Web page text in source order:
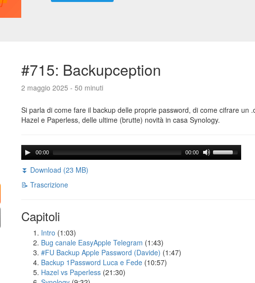
#715: Backupception
2 maggio 2025 - 50 minuti
Si parla di come fare il backup delle proprie password, di come cifrare un
Hazel e Paperless, delle ultime (brutte) novità in casa Synology.
00:00 00:00
⏬ Download (23 MB)
📝 Trascrizione
Capitoli
Intro (1:03)
Bug canale EasyApple Telegram (1:43)
#FU Backup Apple Password (Davide) (1:47)
Backup 1Password Luca e Fede (10:57)
Hazel vs Paperless (21:30)